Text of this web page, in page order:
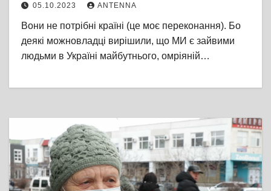
05.10.2023 ANTENNA
Вони не потрібні країні (це моє переконання). Бо
деякі можновладці вирішили, що МИ є зайвими
людьми в Україні майбутнього, омріяній…